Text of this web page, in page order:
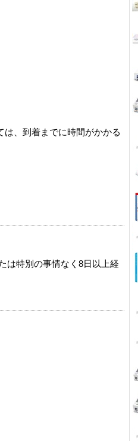
、到着までに時間がかかる
は特別の事情なく8日以上経